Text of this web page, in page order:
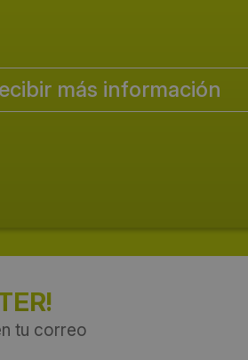
más información
tu correo